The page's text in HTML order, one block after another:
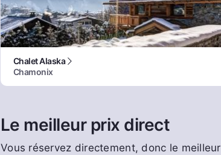
Chalet Alaska
Chamonix
Le meilleur prix direct
Vous réservez directement, donc le meilleur